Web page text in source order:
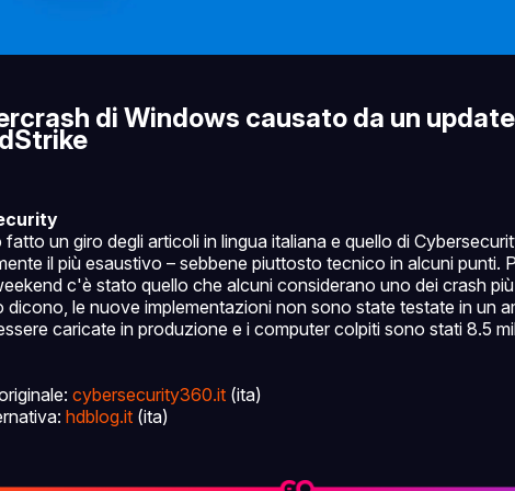
di Windows causato da un
fatto un giro degli articoli in lingua italiana e quello di
il più esaustivo – sebbene piuttosto tecnico in alcuni punti.
c'è stato quello che alcuni considerano uno dei crash
dicono, le nuove implementazioni non sono state testate in un
caricate in produzione e i computer colpiti sono stati 8.5
cybersecurity360.it (ita)
hdblog.it (ita)